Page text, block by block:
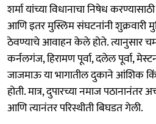
शर्मा यांच्या विधानाचा निषेध
आणि इतर मुस्लिम संघटनांनी शुक्रवारी
ठेवण्याचे आवाहन केले होते.
कर्नलगंज, हिरामण पूर्वा, दलेल पूर्वा,
जाजमाऊ या भागातील दुकाने आंशिक
होती. मात्र, दुपारच्या नमाज
आणि त्यानंतर परिस्थीती बिघडत गेली.